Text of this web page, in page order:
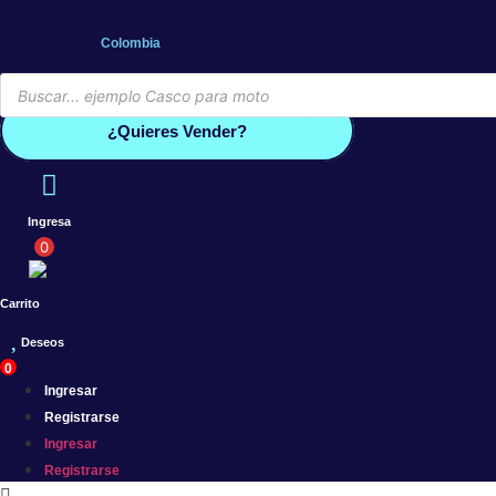
Colombia
Búsqueda
de
productos
¿Quieres Vender?
Ingresa
0
Carrito
Deseos
0
Ingresar
Registrarse
Ingresar
Registrarse